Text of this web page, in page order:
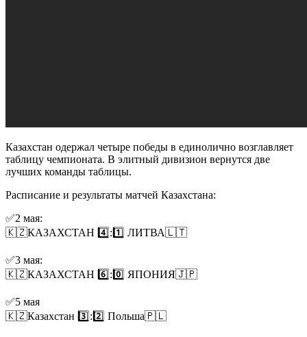
Казахстан одержал четыре победы в единолично возглавляет
таблицу чемпионата. В элитный дивизион вернутся две
лучших команды таблицы.
Расписание и результаты матчей Казахстана:
✅2 мая:
🇰🇿КАЗАХСТАН 4️⃣:1️⃣ ЛИТВА🇱🇹
✅3 мая:
🇰🇿КАЗАХСТАН 6️⃣:0️⃣ ЯПОНИЯ🇯🇵
✅5 мая
🇰🇿Казахстан 3️⃣:2️⃣ Польша🇵🇱